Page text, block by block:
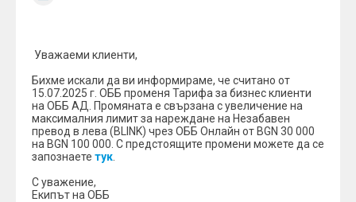
Уважаеми клиенти,
Бихме искали да ви информираме, че считано от
15.07.2025 г. ОББ променя Тарифа за бизнес клиенти
на ОББ АД. Промяната е свързана с увеличение на
максималния лимит за нареждане на Незабавен
превод в лева (BLINK) чрез ОББ Онлайн от BGN 30 000
на BGN 100 000. С предстоящите промени можете да се
запознаете тук
С уважение,
Екипът на ОББ